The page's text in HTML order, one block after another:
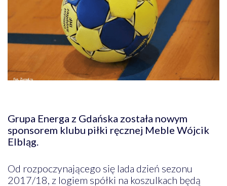
Grupa Energa z Gdańska została nowym
sponsorem klubu piłki ręcznej Meble Wójcik
Elbląg.
Od rozpoczynającego się lada dzień sezonu
2017/18, z logiem spółki na koszulkach będą